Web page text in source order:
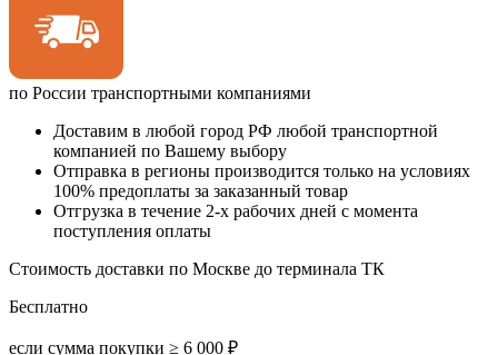
по России транспортными компаниями
Доставим в любой город РФ любой транспортной
компанией по Вашему выбору
Отправка в регионы производится только на условиях
100% предоплаты за заказанный товар
Отгрузка в течение 2-х рабочих дней с момента
поступления оплаты
Стоимость доставки по Москве до терминала ТК
Бесплатно
если сумма покупки ≥ 6 000 ₽